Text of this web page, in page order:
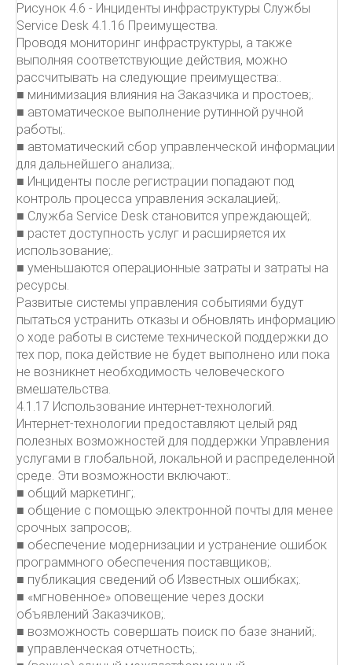
Рисунок 4.6 - Инциденты инфраструктуры Службы
Service Desk 4.1.16 Преимущества.
Проводя мониторинг инфраструктуры, а также
выполняя соответствующие действия, можно
рассчитывать на следующие преимущества:.
■ минимизация влияния на Заказчика и простоев;.
■ автоматическое выполнение рутинной ручной
работы;.
■ автоматический сбор управленческой информации
для дальнейшего анализа;.
■ Инциденты после регистрации попадают под
контроль процесса управления эскалацией;.
■ Служба Service Desk становится упреждающей;.
■ растет доступность услуг и расширяется их
использование;.
■ уменьшаются операционные затраты и затраты на
ресурсы.
Развитые системы управления событиями будут
пытаться устранить отказы и обновлять информацию
о ходе работы в системе технической поддержки до
тех пор, пока действие не будет выполнено или пока
не возникнет необходимость человеческого
вмешательства.
4.1.17 Использование интернет-технологий.
Интернет-технологии предоставляют целый ряд
полезных возможностей для поддержки Управления
услугами в глобальной, локальной и распределенной
среде. Эти возможности включают:.
■ общий маркетинг;.
■ общение с помощью электронной почты для менее
срочных запросов;.
■ обеспечение модернизации и устранение ошибок
программного обеспечения поставщиков;.
■ публикация сведений об Известных ошибках;.
■ «мгновенное» оповещение через доски
объявлений Заказчиков;.
■ возможность совершать поиск по базе знаний;.
■ управленческая отчетность;.